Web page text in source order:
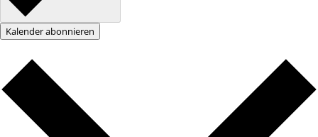
Kalender abonnieren